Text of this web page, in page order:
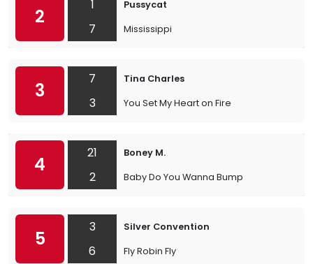
2
1
7
Pussycat
Mississippi
3
7
3
Tina Charles
You Set My Heart on Fire
4
21
2
Boney M.
Baby Do You Wanna Bump
5
3
6
Silver Convention
Fly Robin Fly